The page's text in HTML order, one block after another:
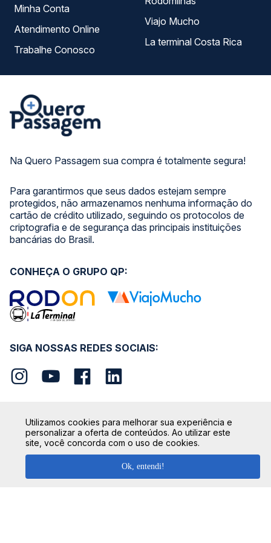
Na Quero Passagem sua compra é totalmente segura!
Para garantirmos que seus dados estejam sempre
protegidos, não armazenamos nenhuma informação do
cartão de crédito utilizado, seguindo os protocolos de
criptografia e de segurança das principais instituições
bancárias do Brasil.
Minha Conta
Atendimento Online
Trabalhe Conosco
Viajo Mucho
La terminal Costa Rica
SIGA NOSSAS REDES SOCIAIS:
CONHEÇA O GRUPO QP:
SEGURANÇA
Utilizamos cookies para melhorar sua experiência e
personalizar a oferta de conteúdos. Ao utilizar este
site, você concorda com o uso de cookies.
Ok, entendi!